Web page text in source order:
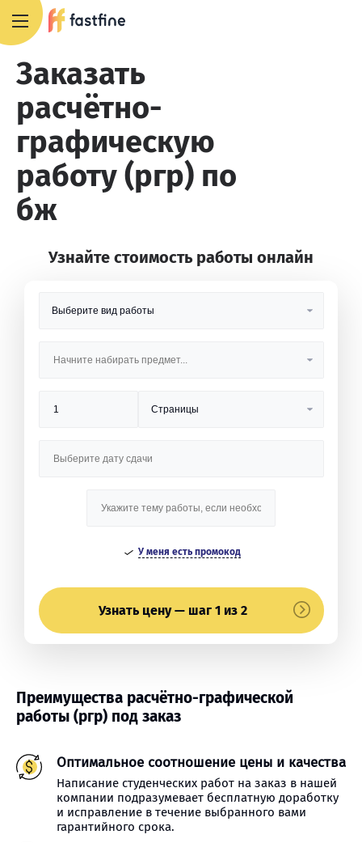
Заказать
расчётно-
графическую
работу (ргр) по
бж
Узнайте стоимость работы онлайн
У меня есть промокод
Узнать цену — шаг 1 из 2
Преимущества расчётно-графической
работы (ргр) под заказ
Оптимальное соотношение цены и качества
Написание студенческих работ на заказ в нашей
компании подразумевает бесплатную доработку
и исправление в течение выбранного вами
гарантийного срока.